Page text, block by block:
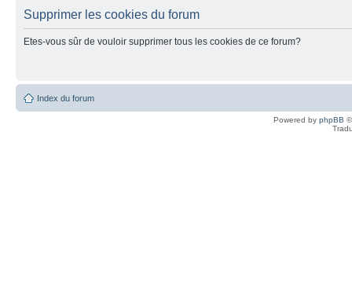
Supprimer les cookies du forum
Etes-vous sûr de vouloir supprimer tous les cookies de ce forum?
Index du forum
Powered by phpBB